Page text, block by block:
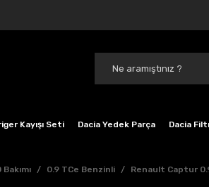
Kayışı Seti Dacia Yedek Parça Dacia
0.9 TCe Benzinli Renault Captur